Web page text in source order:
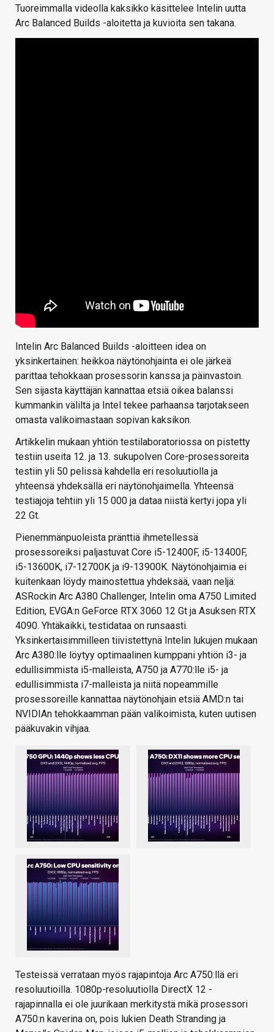
Tuoreimmalla videolla kaksikko käsittelee Intelin uutta
Arc Balanced Builds -aloitetta ja kuvioita sen takana.
Intelin Arc Balanced Builds -aloitteen idea on
yksinkertainen: heikkoa näytönohjainta ei ole järkeä
parittaa tehokkaan prosessorin kanssa ja päinvastoin.
Sen sijasta käyttäjän kannattaa etsiä oikea balanssi
kummankin väliltä ja Intel tekee parhaansa tarjotakseen
omasta valikoimastaan sopivan kaksikon.
Artikkelin mukaan yhtiön testilaboratoriossa on pistetty
testiin useita 12. ja 13. sukupolven Core-prosessoreita
testiin yli 50 pelissä kahdella eri resoluutiolla ja
yhteensä yhdeksällä eri näytönohjaimella. Yhteensä
testiajoja tehtiin yli 15 000 ja dataa niistä kertyi jopa yli
22 Gt.
Pienemmänpuoleista pränttiä ihmetellessä
prosessoreiksi paljastuvat Core i5-12400F, i5-13400F,
i5-13600K, i7-12700K ja i9-13900K. Näytönohjaimia ei
kuitenkaan löydy mainostettua yhdeksää, vaan neljä:
ASRockin Arc A380 Challenger, Intelin oma A750 Limited
Edition, EVGA:n GeForce RTX 3060 12 Gt ja Asuksen RTX
4090. Yhtäkaikki, testidataa on runsaasti.
Yksinkertaisimmilleen tiivistettynä Intelin lukujen mukaan
Arc A380:lle löytyy optimaalinen kumppani yhtiön i3- ja
edullisimmista i5-malleista, A750 ja A770:lle i5- ja
edullisimmista i7-malleista ja niitä nopeammille
prosessoreille kannattaa näytönohjain etsiä AMD:n tai
NVIDIAn tehokkaamman pään valikoimista, kuten uutisen
pääkuvakin vihjaa.
Testeissä verrataan myös rajapintoja Arc A750:llä eri
resoluutioilla. 1080p-resoluutiolla DirectX 12 -
rajapinnalla ei ole juurikaan merkitystä mikä prosessori
A750:n kaverina on, pois lukien Death Stranding ja